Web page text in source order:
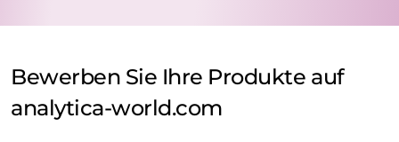
auf Basis unsererDatenschutzerklärung. LUMITOS darf
Meinungsforschung per E-Mail kontaktieren. Ihre
Gründen gegenüber der LUMITOS AG, Ernst-Augustin-
Bewerben Sie Ihre Produkte auf
analytica-world.com